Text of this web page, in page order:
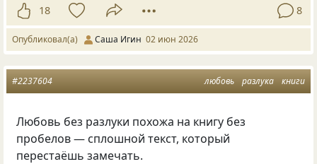
18 8
Опубликовал(а) Саша Игин 02 июн 2026
любовь разлука книги
#2237604
Любовь без разлуки похожа на книгу без
пробелов — сплошной текст, который
перестаёшь замечать.